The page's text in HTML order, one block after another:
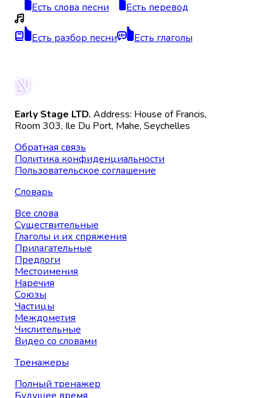
Есть слова песни Есть перевод
Есть разбор песни Есть глаголы
Early Stage LTD. Address: House of Francis,
Room 303, Ile Du Port, Mahe, Seychelles
Обратная связь
Политика конфиденциальности
Пользовательское соглашение
Словарь
Все слова
Существительные
Глаголы и их спряжения
Прилагательные
Предлоги
Местоимения
Наречия
Союзы
Частицы
Междометия
Числительные
Видео со словами
Тренажеры
Полный тренажер